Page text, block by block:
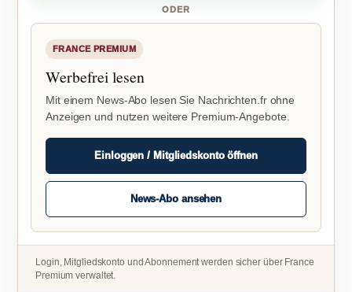
ODER
FRANCE PREMIUM
Werbefrei lesen
Mit einem News-Abo lesen Sie Nachrichten.fr ohne
Anzeigen und nutzen weitere Premium-Angebote.
Einloggen / Mitgliedskonto öffnen
News-Abo ansehen
Login, Mitgliedskonto und Abonnement werden sicher über France
Premium verwaltet.